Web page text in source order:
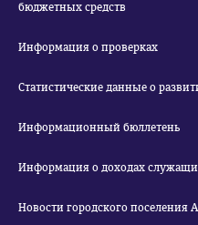
бюджетных средств
Информация о проверках
Статистические данные о
Информационный бюллетень
Информация о доходах
Новости городского поселения